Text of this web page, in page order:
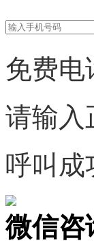
免费电
请输入
呼叫成
微信咨